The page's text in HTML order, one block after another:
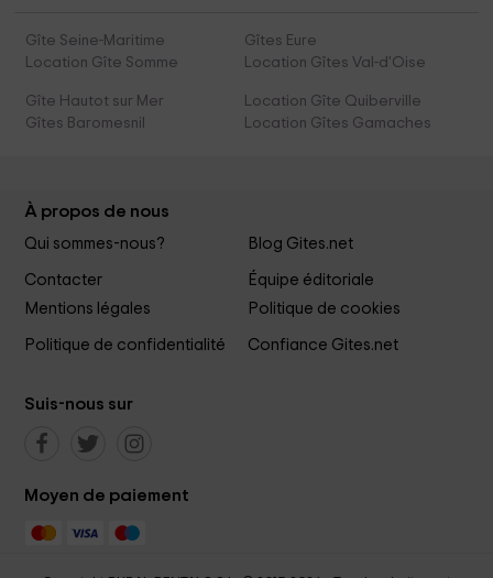
Gîte Seine-Maritime
Gîtes Eure
Location Gîte Somme
Location Gîtes Val-d'Oise
Gîte Hautot sur Mer
Location Gîte Quiberville
Gîtes Baromesnil
Location Gîtes Gamaches
À propos de nous
Qui sommes-nous? Blog Gites.net
Contacter
Équipe éditoriale
Mentions légales
Politique de cookies
Politique de confidentialité Confiance Gites.net
Suis-nous sur
Moyen de paiement